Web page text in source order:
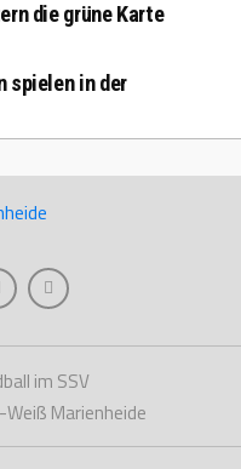
die grüne Karte
spielen in der
im SSV
Marienheide